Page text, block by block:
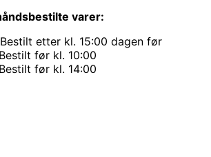
varer:
etter kl. 15:00 dagen før
før kl. 10:00
før kl. 14:00